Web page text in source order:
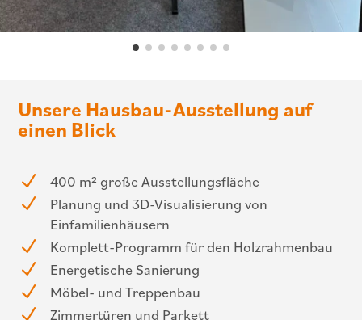
Unsere Hausbau-Ausstellung auf
einen Blick
N 400 m² große Ausstellungsfläche
N
Planung und 3D-Visualisierung von
Einfamilienhäusern
N Komplett-Programm für den Holzrahmenbau
N Energetische Sanierung
N Möbel- und Treppenbau
N Zimmertüren und Parkett